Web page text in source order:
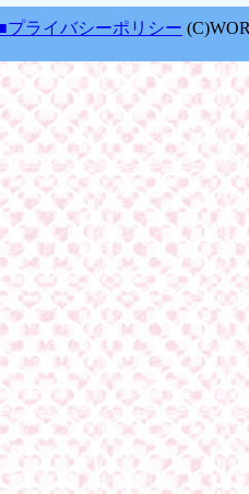
プライバシーポリシー